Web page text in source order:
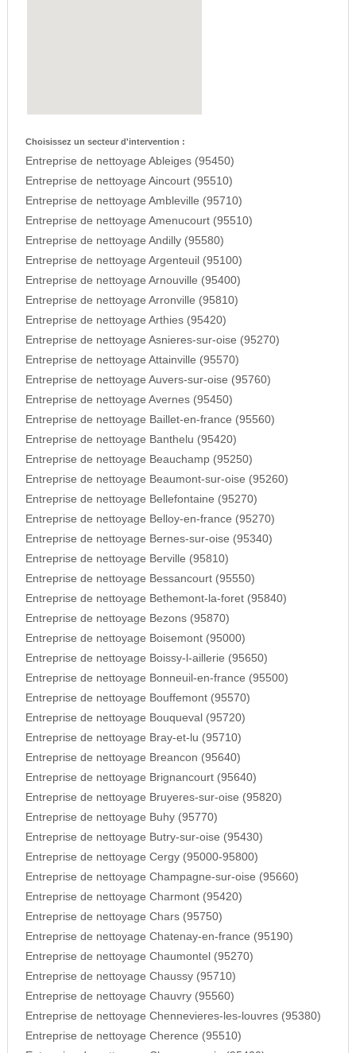
Choisissez un secteur d'intervention :
Entreprise de nettoyage Ableiges (95450)
Entreprise de nettoyage Aincourt (95510)
Entreprise de nettoyage Ambleville (95710)
Entreprise de nettoyage Amenucourt (95510)
Entreprise de nettoyage Andilly (95580)
Entreprise de nettoyage Argenteuil (95100)
Entreprise de nettoyage Arnouville (95400)
Entreprise de nettoyage Arronville (95810)
Entreprise de nettoyage Arthies (95420)
Entreprise de nettoyage Asnieres-sur-oise (95270)
Entreprise de nettoyage Attainville (95570)
Entreprise de nettoyage Auvers-sur-oise (95760)
Entreprise de nettoyage Avernes (95450)
Entreprise de nettoyage Baillet-en-france (95560)
Entreprise de nettoyage Banthelu (95420)
Entreprise de nettoyage Beauchamp (95250)
Entreprise de nettoyage Beaumont-sur-oise (95260)
Entreprise de nettoyage Bellefontaine (95270)
Entreprise de nettoyage Belloy-en-france (95270)
Entreprise de nettoyage Bernes-sur-oise (95340)
Entreprise de nettoyage Berville (95810)
Entreprise de nettoyage Bessancourt (95550)
Entreprise de nettoyage Bethemont-la-foret (95840)
Entreprise de nettoyage Bezons (95870)
Entreprise de nettoyage Boisemont (95000)
Entreprise de nettoyage Boissy-l-aillerie (95650)
Entreprise de nettoyage Bonneuil-en-france (95500)
Entreprise de nettoyage Bouffemont (95570)
Entreprise de nettoyage Bouqueval (95720)
Entreprise de nettoyage Bray-et-lu (95710)
Entreprise de nettoyage Breancon (95640)
Entreprise de nettoyage Brignancourt (95640)
Entreprise de nettoyage Bruyeres-sur-oise (95820)
Entreprise de nettoyage Buhy (95770)
Entreprise de nettoyage Butry-sur-oise (95430)
Entreprise de nettoyage Cergy (95000-95800)
Entreprise de nettoyage Champagne-sur-oise (95660)
Entreprise de nettoyage Charmont (95420)
Entreprise de nettoyage Chars (95750)
Entreprise de nettoyage Chatenay-en-france (95190)
Entreprise de nettoyage Chaumontel (95270)
Entreprise de nettoyage Chaussy (95710)
Entreprise de nettoyage Chauvry (95560)
Entreprise de nettoyage Chennevieres-les-louvres (95380)
Entreprise de nettoyage Cherence (95510)